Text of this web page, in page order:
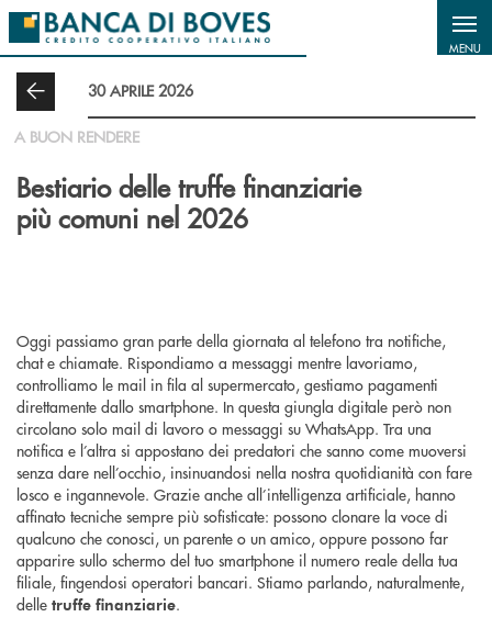
Salta al contenuto principale
MENU
30 APRILE 2026
A BUON RENDERE
Bestiario delle truffe finanziarie
più comuni nel 2026
Oggi passiamo gran parte della giornata al telefono tra notifiche,
chat e chiamate. Rispondiamo a messaggi mentre lavoriamo,
controlliamo le mail in fila al supermercato, gestiamo pagamenti
direttamente dallo smartphone. In questa giungla digitale però non
circolano solo mail di lavoro o messaggi su WhatsApp. Tra una
notifica e l’altra si appostano dei predatori che sanno come muoversi
senza dare nell’occhio, insinuandosi nella nostra quotidianità con fare
losco e ingannevole. Grazie anche all’intelligenza artificiale, hanno
affinato tecniche sempre più sofisticate: possono clonare la voce di
qualcuno che conosci, un parente o un amico, oppure possono far
apparire sullo schermo del tuo smartphone il numero reale della tua
filiale, fingendosi operatori bancari. Stiamo parlando, naturalmente,
delle truffe finanziarie.